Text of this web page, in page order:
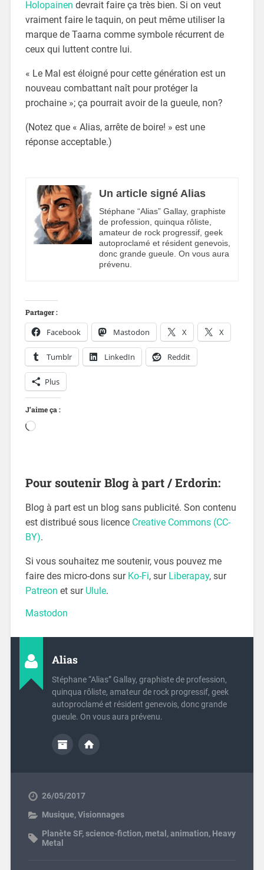
Holopainen devrait faire ça très bien. Si on veut
vraiment faire le taquin, on peut même utiliser la
marque de Taarna comme symbole récurrent de
ceux qui luttent contre lui.
« Le Mal est éloigné pour cette génération est un
nouveau combattant naît pour protéger la
prochaine »; ça pourrait avoir de la gueule, non?
(Notez que « Alias, arrête de boire! » est une
réponse acceptable.)
Un article signé Alias
Stéphane “Alias” Gallay, graphiste
de profession, quinqua rôliste,
amateur de rock progressif, geek
autoproclamé et résident genevois,
donc grande gueule. On vous aura
prévenu.
Partager :
Facebook Mastodon X X
Tumblr LinkedIn Reddit
Plus
J’aime ça :
Pour soutenir Blog à part / Erdorin:
Blog à part est un blog sans publicité. Son contenu
est distribué sous licence Creative Commons (CC-
BY).
Si vous souhaitez me soutenir, vous pouvez me
faire des micro-dons sur Ko-Fi, sur Liberapay, sur
Patreon et sur Ulule.
Mastodon
Alias
Stéphane “Alias” Gallay, graphiste de profession,
quinqua rôliste, amateur de rock progressif, geek
autoproclamé et résident genevois, donc grande
gueule. On vous aura prévenu.
26/05/2017
Musique,Visionnages
Planète SF,science-fiction, metal ,animation, Heavy
Metal